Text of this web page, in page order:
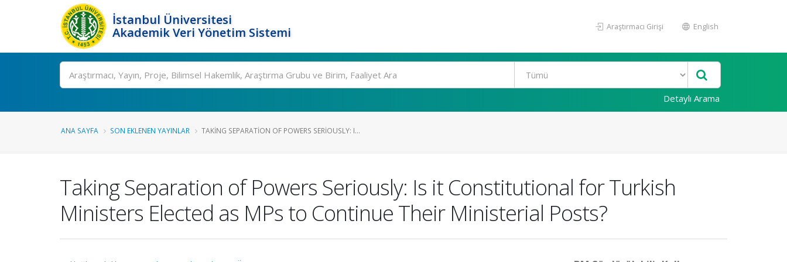
İstanbul Üniversitesi
Akademik Veri Yönetim Sistemi
Araştırmacı Girişi English
Ara
Detaylı Arama
ANA SAYFA SON EKLENEN YAYINLAR TAKING SEPARATION OF POWERS SERIOUSLY: I...
Taking Separation of Powers Seriously: Is it Constitutional for Turkish
Ministers Elected as MPs to Continue Their Ministerial Posts?